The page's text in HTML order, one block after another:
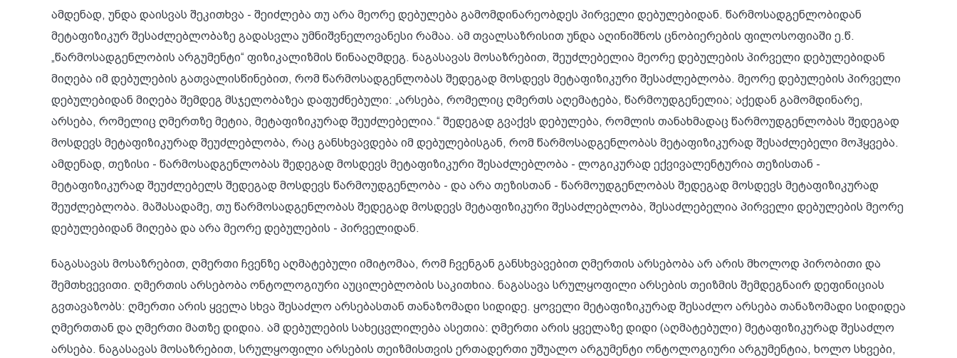
ამდენად, უნდა დაისვას შეკითხვა - შეიძლება თუ არა მეორე დებულება გამომდინარეობდეს პირველი დებულებიდან. წარმოსადგენლობიდან
მეტაფიზიკურ შესაძლებლობაზე გადასვლა უმნიშვნელოვანესი რამაა. ამ თვალსაზრისით უნდა აღინიშნოს ცნობიერების ფილოსოფიაში ე.წ.
„წარმოსადგენლობის არგუმენტი“ ფიზიკალიზმის წინააღმდეგ. ნაგასავას მოსაზრებით, შეუძლებელია მეორე დებულების პირველი დებულებიდან
მიღება იმ დებულების გათვალისწინებით, რომ წარმოსადგენლობას შედეგად მოსდევს მეტაფიზიკური შესაძლებლობა. მეორე დებულების პირველი
დებულებიდან მიღება შემდეგ მსჯელობაზეა დაფუძნებული: „არსება, რომელიც ღმერთს აღემატება, წარმოუდგენელია; აქედან გამომდინარე,
არსება, რომელიც ღმერთზე მეტია, მეტაფიზიკურად შეუძლებელია.“ შედეგად გვაქვს დებულება, რომლის თანახმადაც წარმოუდგენლობას შედეგად
მოსდევს მეტაფიზიკურად შეუძლებლობა, რაც განსხვავდება იმ დებულებისგან, რომ წარმოსადგენლობას მეტაფიზიკურად შესაძლებელი მოჰყვება.
ამდენად, თეზისი - წარმოსადგენლობას შედეგად მოსდევს მეტაფიზიკური შესაძლებლობა - ლოგიკურად ექვივალენტურია თეზისთან -
მეტაფიზიკურად შეუძლებელს შედეგად მოსდევს წარმოუდგენლობა - და არა თეზისთან - წარმოუდგენლობას შედეგად მოსდევს მეტაფიზიკურად
შეუძლებლობა. მაშასადამე, თუ წარმოსადგენლობას შედეგად მოსდევს მეტაფიზიკური შესაძლებლობა, შესაძლებელია პირველი დებულების მეორე
დებულებიდან მიღება და არა მეორე დებულების - პირველიდან.
ნაგასავას მოსაზრებით, ღმერთი ჩვენზე აღმატებული იმიტომაა, რომ ჩვენგან განსხვავებით ღმერთის არსებობა არ არის მხოლოდ პირობითი და
შემთხვევითი. ღმერთის არსებობა ონტოლოგიური აუცილებლობის საკითხია. ნაგასავა სრულყოფილი არსების თეიზმის შემდეგნაირ დეფინიციას
გვთავაზობს: ღმერთი არის ყველა სხვა შესაძლო არსებასთან თანაზომადი სიდიდე. ყოველი მეტაფიზიკურად შესაძლო არსება თანაზომადი სიდიდეა
ღმერთთან და ღმერთი მათზე დიდია. ამ დებულების სახეცვლილება ასეთია: ღმერთი არის ყველაზე დიდი (აღმატებული) მეტაფიზიკურად შესაძლო
არსება. ნაგასავას მოსაზრებით, სრულყოფილი არსების თეიზმისთვის ერთადერთი უშუალო არგუმენტი ონტოლოგიური არგუმენტია, ხოლო სხვები,